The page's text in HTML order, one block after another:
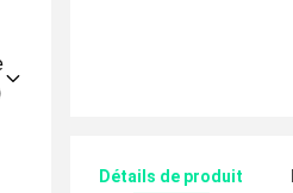
Détails de produit